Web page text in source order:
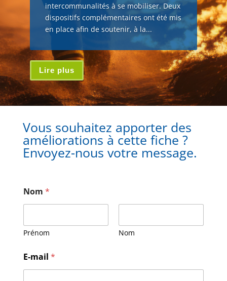
intercommunalités à se mobiliser. Deux
dispositifs complémentaires ont été mis
en place afin de soutenir, à la...
Lire plus
Vous souhaitez apporter des
améliorations à cette fiche ?
Envoyez-nous votre message.
Nom *
Prénom Nom
o
m
E-mail *